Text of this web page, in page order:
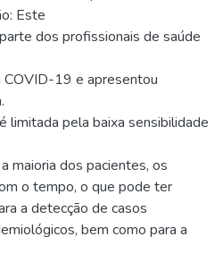
Este
dos profissionais de saúde
19 e apresentou
limitada pela baixa sensibilidade
maioria dos pacientes, os
o tempo, o que pode ter
a detecção de casos
bem como para a